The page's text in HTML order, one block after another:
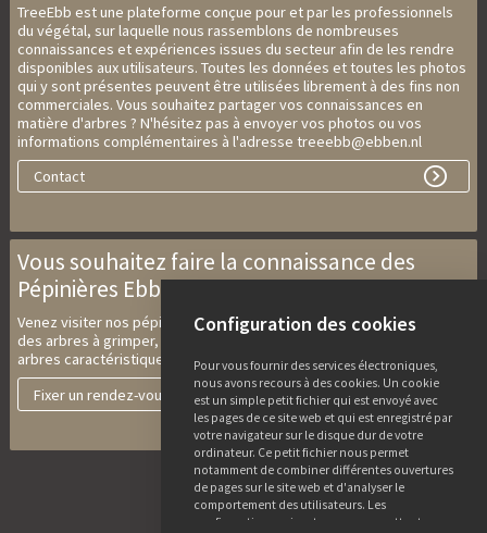
TreeEbb est une plateforme conçue pour et par les professionnels
du végétal, sur laquelle nous rassemblons de nombreuses
connaissances et expériences issues du secteur afin de les rendre
disponibles aux utilisateurs. Toutes les données et toutes les photos
qui y sont présentes peuvent être utilisées librement à des fins non
commerciales. Vous souhaitez partager vos connaissances en
matière d'arbres ? N'hésitez pas à envoyer vos photos ou vos
informations complémentaires à l'adresse treeebb@ebben.nl
Contact
Vous souhaitez faire la connaissance des
Pépinières Ebben ?
Venez visiter nos pépinières qui proposent des arbres multi-troncs,
des arbres à grimper, des arbres d’avenues et de parcs et des
arbres caractéristiques et arbustes solitaires.
Fixer un rendez-vous
Configuration des cookies
Pour vous fournir des services électroniques,
nous avons recours à des cookies. Un cookie
est un simple petit fichier qui est envoyé avec
les pages de ce site web et qui est enregistré par
votre navigateur sur le disque dur de votre
ordinateur. Ce petit fichier nous permet
notamment de combiner différentes ouvertures
de pages sur le site web et d'analyser le
comportement des utilisateurs. Les
configurations suivantes vous permettent